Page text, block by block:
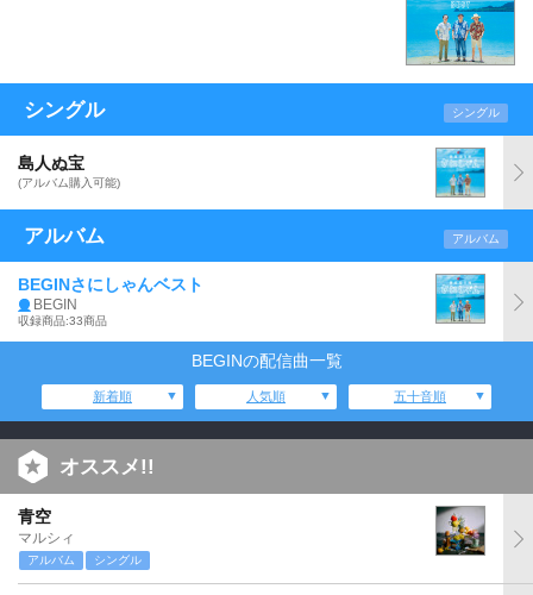
シングル シングル
島人ぬ宝
(アルバム購入可能)
アルバム アルバム
BEGINさにしゃんベスト
BEGIN
収録商品:33商品
BEGINの配信曲一覧
新着順 人気順 五十音順
オススメ!!
青空
マルシィ
アルバム シングル